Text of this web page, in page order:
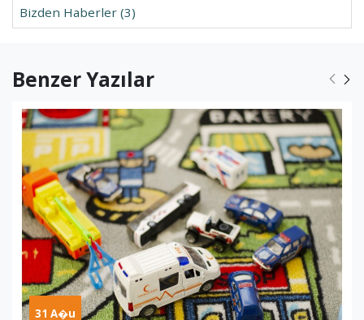
Bizden Haberler (3)
Benzer Yazılar
31 A�u